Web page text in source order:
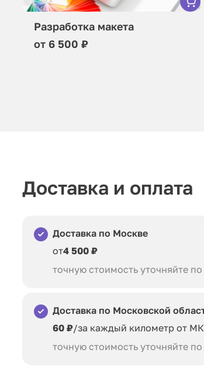
Разработка макета
от 6 500 ₽
Доставка и оплата
Доставка по Москве
от4 500 ₽
точную стоимость уточняйте
Доставка по Московской
60 ₽/за каждый километр от
точную стоимость уточняйте